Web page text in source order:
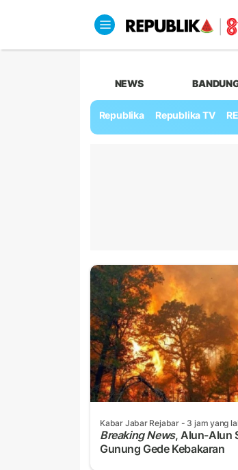
NEWS
Republika Republika TV
Kabar Jabar Rejabar - 3 jam yang
Breaking News, Alun-Alun
Gunung Gede Kebakaran